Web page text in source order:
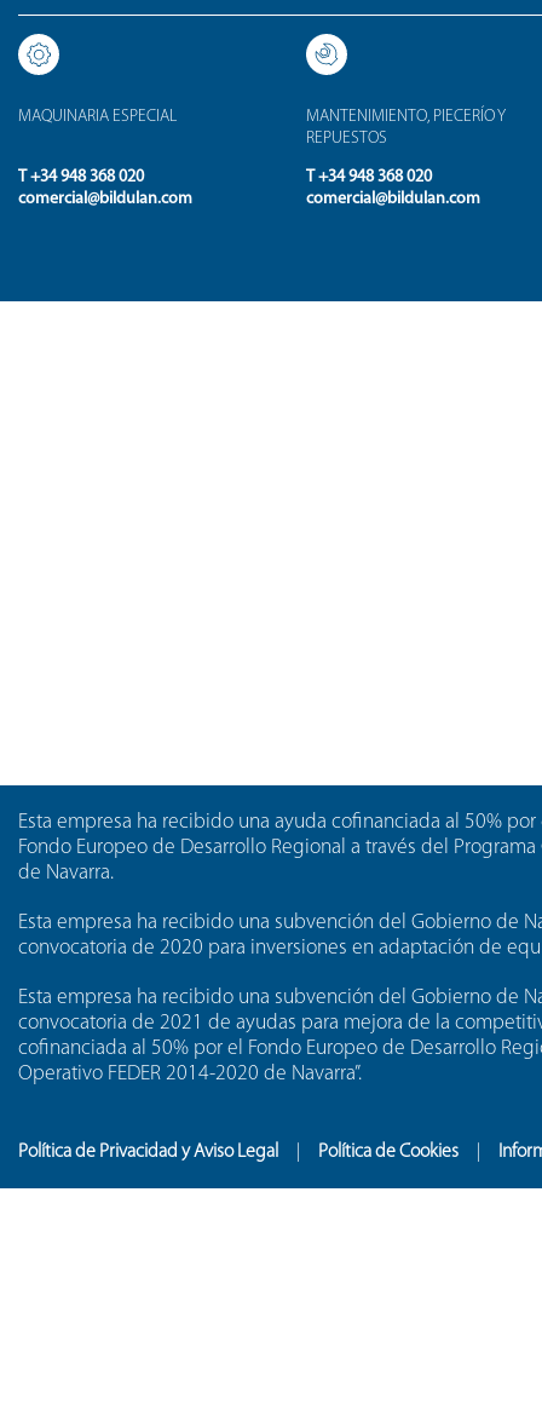
MAQUINARIA ESPECIAL
T +34 948 368 020
comercial@bildulan.com
MANTENIMIENTO, PIECERÍO Y
REPUESTOS
T +34 948 368 020
comercial@bildulan.com
Esta empresa ha recibido una ayuda cofinanciada al 50%
Fondo Europeo de Desarrollo Regional a través del Programa
de Navarra.
Esta empresa ha recibido una subvención del Gobierno de
convocatoria de 2020 para inversiones en adaptación de
Esta empresa ha recibido una subvención del Gobierno de
convocatoria de 2021 de ayudas para mejora de la
cofinanciada al 50% por el Fondo Europeo de Desarrollo
Operativo FEDER 2014-2020 de Navarra”.
Política de Privacidad y Aviso Legal Política de Cookies